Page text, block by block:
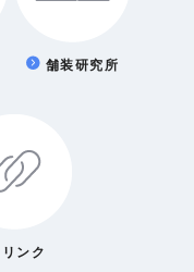
舗装研究所
リンク